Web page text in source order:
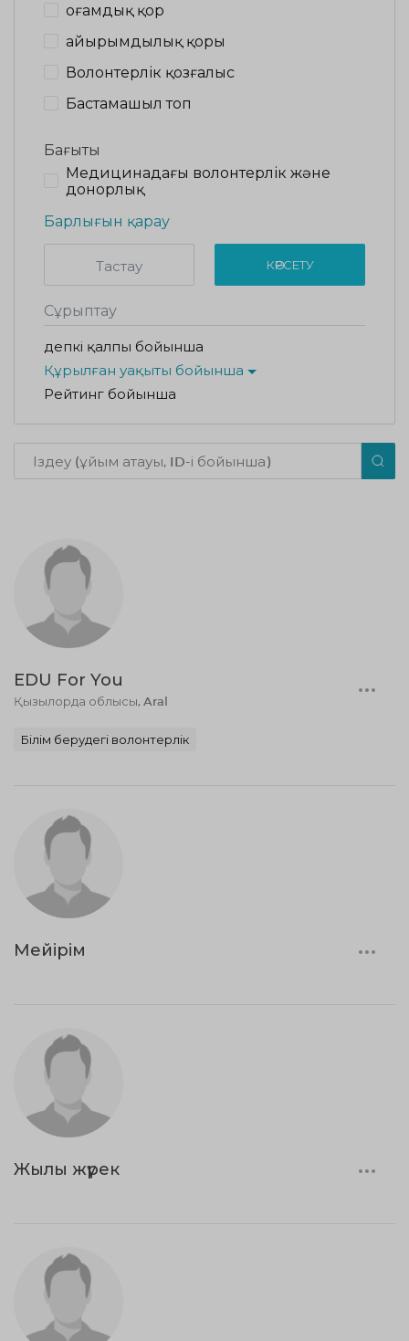
Қоғамдық қор
Қайырымдылық қоры
Волонтерлік қозғалыс
Бастамашыл топ
Бағыты
Медицинадағы волонтерлік және
донорлық
Барлығын қарау
Тастау КӨРСЕТУ
Сұрыптау
Әдепкі қалпы бойынша
Құрылған уақыты бойынша
Рейтинг бойынша
EDU For You
Қызылорда облысы, Aral
Білім берудегі волонтерлік
Мейірім
Жылы жүрек